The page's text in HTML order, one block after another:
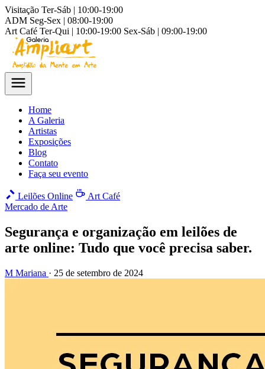
Visitação Ter-Sáb | 10:00-19:00
ADM Seg-Sex | 08:00-19:00
Art Café Ter-Qui | 10:00-19:00 Sex-Sáb | 09:00-19:00
Home
A Galeria
Artistas
Exposições
Blog
Contato
Faça seu evento
Leilões Online
Art Café
Mercado de Arte
Segurança e organização em leilões de
arte online: Tudo que você precisa saber.
M Mariana · 25 de setembro de 2024